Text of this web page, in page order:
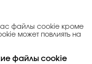
файлы cookie кроме
может повлиять на
файлы cookie